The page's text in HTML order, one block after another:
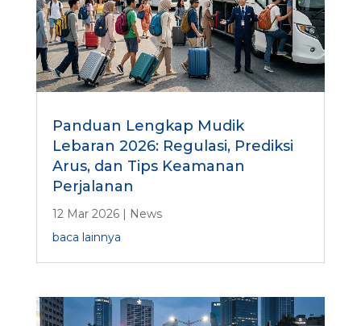
Panduan Lengkap Mudik
Lebaran 2026: Regulasi, Prediksi
Arus, dan Tips Keamanan
Perjalanan
12 Mar 2026|
News
baca lainnya